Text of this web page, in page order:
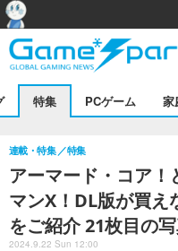
特集 PCゲーム 家
アーマード・コア
マンX！DL版が買え
をご紹介 21枚目の
連載・特集 特集
2024.9.22 Sun 12:00